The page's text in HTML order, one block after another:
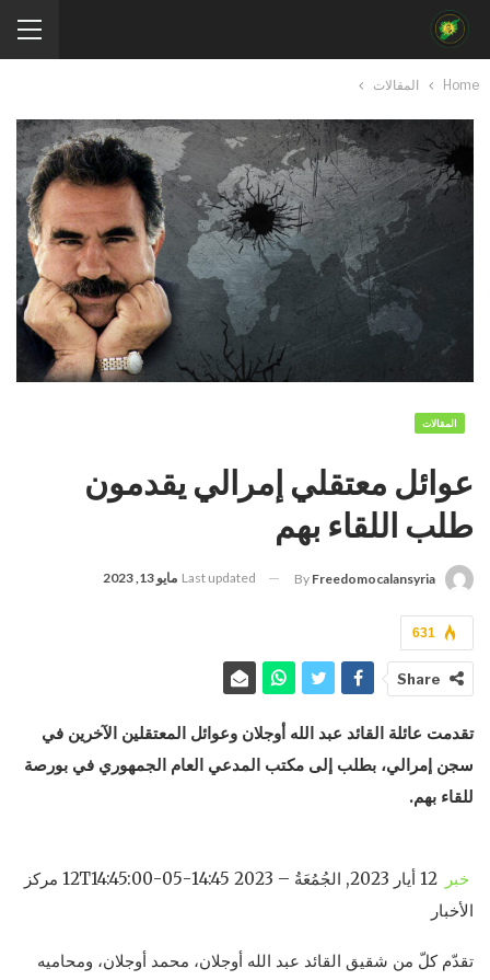
Home المقالات
المقالات
عوائل معتقلي إمرالي يقدمون
طلب اللقاء بهم
By Freedomocalansyria
Last updated مايو 13, 2023
631
Share
تقدمت عائلة القائد عبد الله أوجلان وعوائل المعتقلين الآخرين في
سجن إمرالي، بطلب إلى مكتب المدعي العام الجمهوري في بورصة
للقاء بهم.
خبر
12 أيار 2023, الجُمُعَةُ – 14:45 2023-05-12T14:45:00 مركز
الأخبار
تقدّم كلّ من شقيق القائد عبد الله أوجلان، محمد أوجلان، ومحاميه